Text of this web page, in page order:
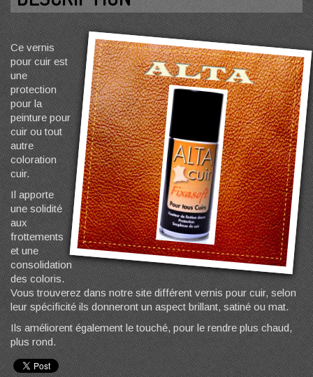
Ce vernis
pour cuir est
une
protection
pour la
peinture pour
cuir ou tout
autre
coloration
cuir.
Il apporte
une solidité
aux
frottements
et une
consolidation
des coloris.
Vous trouverez dans notre site différent vernis pour cuir, selon
leur spécificité ils donneront un aspect brillant, satiné ou mat.
Ils améliorent également le touché, pour le rendre plus chaud,
plus rond.